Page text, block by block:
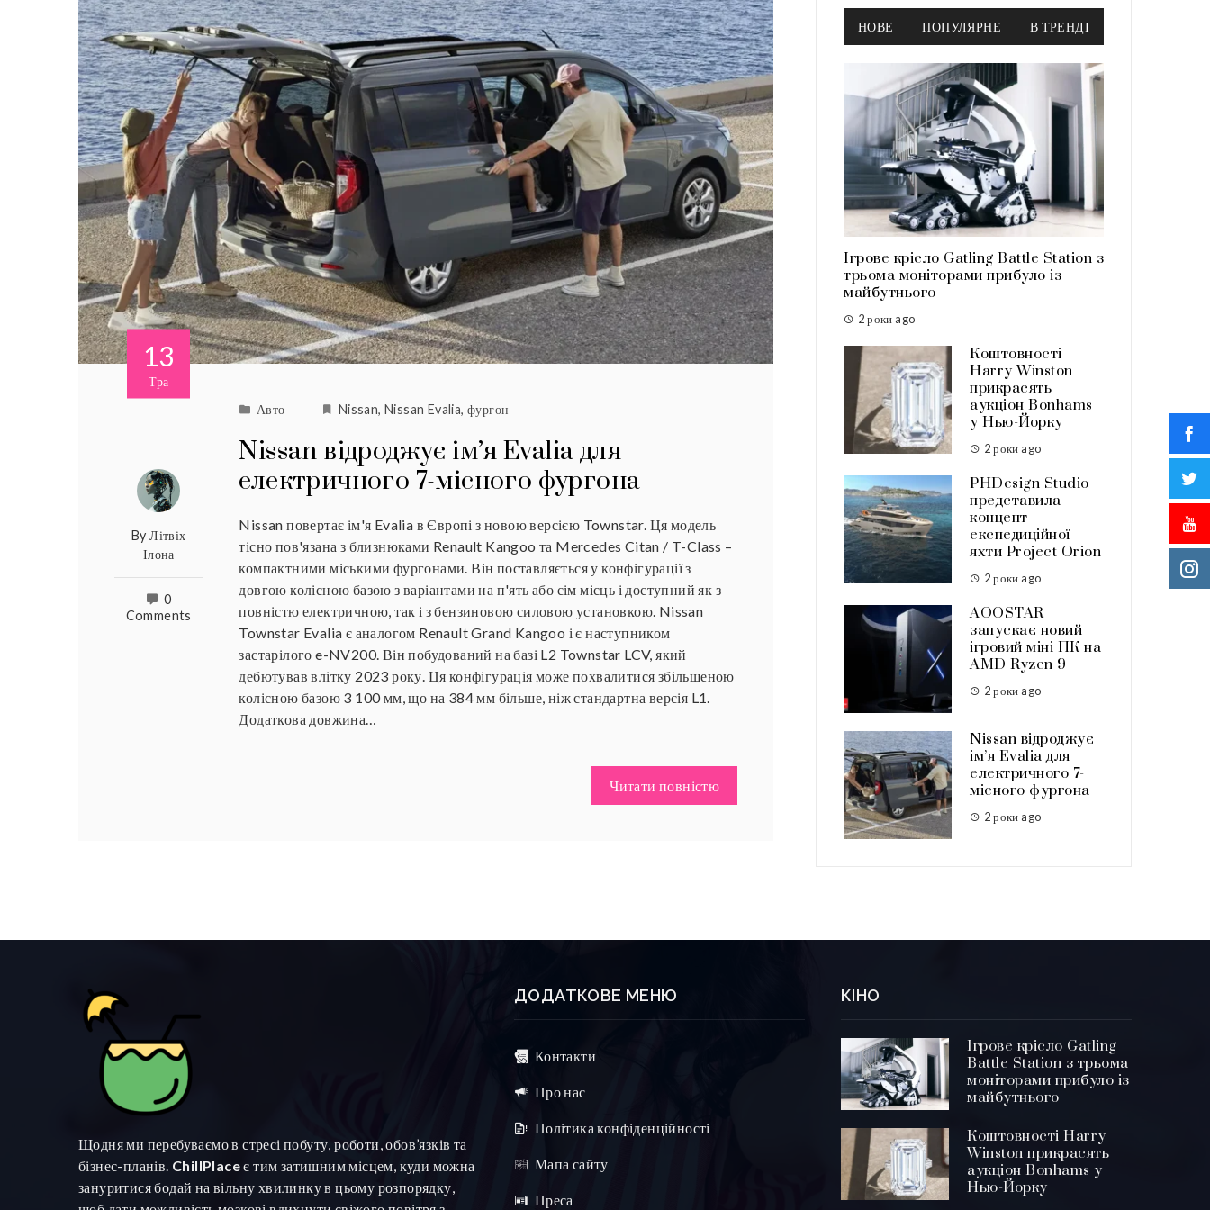
13
Тра
ByЛітвіх
Ілона
0
Comments
Авто Nissan,Nissan Evalia,фургон
Nissan відроджує ім’я Evalia для
електричного 7-місного фургона
Nissan повертає ім'я Evalia в Європі з новою версією Townstar. Ця модель
тісно пов'язана з близнюками Renault Kangoo та Mercedes Citan / T-Class –
компактними міськими фургонами. Він поставляється у конфігурації з
довгою колісною базою з варіантами на п'ять або сім місць і доступний як з
повністю електричною, так і з бензиновою силовою установкою. Nissan
Townstar Evalia є аналогом Renault Grand Kangoo і є наступником
застарілого e-NV200. Він побудований на базі L2 Townstar LCV, який
дебютував влітку 2023 року. Ця конфігурація може похвалитися збільшеною
колісною базою 3 100 мм, що на 384 мм більше, ніж стандартна версія L1.
Додаткова довжина…
Читати повністю
НОВЕ ПОПУЛЯРНЕ В ТРЕНДІ
Ігрове крісло Gatling Battle Station з
трьома моніторами прибуло із
майбутнього
2 роки ago
Коштовності
Harry Winston
прикрасять
аукціон Bonhams
у Нью-Йорку
2 роки ago
PHDesign Studio
представила
концепт
експедиційної
яхти Project Orion
2 роки ago
AOOSTAR
запускає новий
ігровий міні ПК на
AMD Ryzen 9
2 роки ago
Nissan відроджує
ім’я Evalia для
електричного 7-
місного фургона
2 роки ago
Щодня ми перебуваємо в стресі побуту, роботи, обов’язків та
бізнес-планів. ChillPlaceє тим затишним місцем, куди можна
зануритися бодай на вільну хвилинку в цьому розпорядку,
ДОДАТКОВЕ МЕНЮ
Контакти
Про нас
Політика конфіденційності
Мапа сайту
Преса
КІНО
Ігрове крісло Gatling
Battle Station з трьома
моніторами прибуло із
майбутнього
Коштовності Harry
Winston прикрасять
аукціон Bonhams у
Нью-Йорку